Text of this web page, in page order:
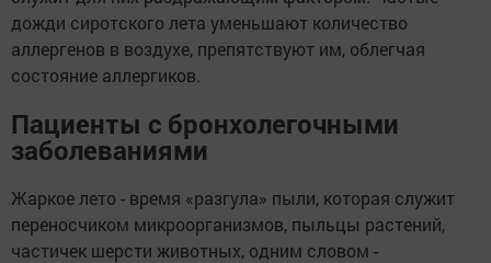
дожди сиротского лета уменьшают количество
аллергенов в воздухе, препятствуют им, облегчая
состояние аллергиков.
Пациенты с бронхолегочными
заболеваниями
Жаркое лето - время «разгула» пыли, которая служит
переносчиком микроорганизмов, пыльцы растений,
частичек шерсти животных, одним словом -